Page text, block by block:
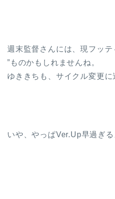
週末監督さんには、現フッテ
”ものかもしれませんね。
ゆききちも、サイクル変更
いや、やっぱVer.Up早過ぎる